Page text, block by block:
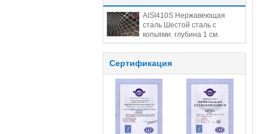
AISI410S Нержавеющая
сталь Шестой сталь с
копьями. глубина 1 см.
размеры 14 см. Китайская
Шестой стальная фабрика.
Сертификация